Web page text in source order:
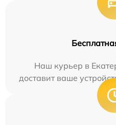
Наш курьер в
доставит ваше